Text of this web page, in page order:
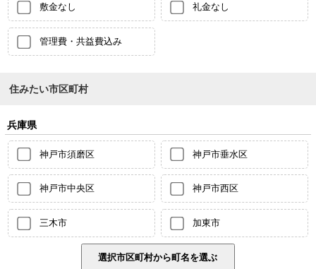
敷金なし 礼金なし
管理費・共益費込み
住みたい市区町村
兵庫県
神戸市須磨区 神戸市垂水区
神戸市中央区 神戸市西区
三木市 加東市